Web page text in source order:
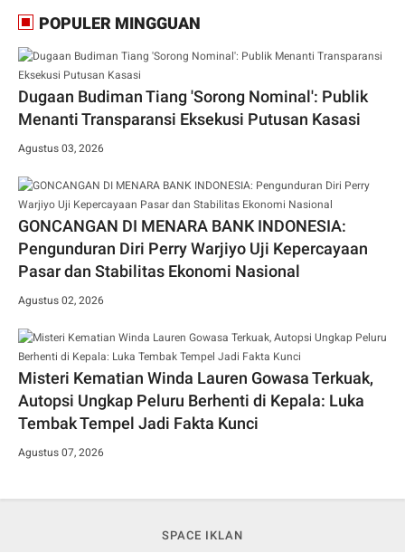
POPULER MINGGUAN
Dugaan Budiman Tiang 'Sorong Nominal': Publik
Menanti Transparansi Eksekusi Putusan Kasasi
Agustus 03, 2026
GONCANGAN DI MENARA BANK INDONESIA:
Pengunduran Diri Perry Warjiyo Uji Kepercayaan
Pasar dan Stabilitas Ekonomi Nasional
Agustus 02, 2026
Misteri Kematian Winda Lauren Gowasa Terkuak,
Autopsi Ungkap Peluru Berhenti di Kepala: Luka
Tembak Tempel Jadi Fakta Kunci
Agustus 07, 2026
SPACE IKLAN